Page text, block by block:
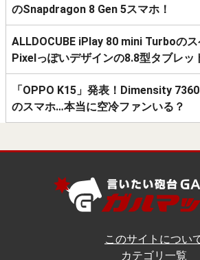
のSnapdragon 8 Gen 5スマホ！
ALLDOCUBE iPlay 80 mini Turboのス
Pixelっぽいデザインの8.8型タブレッ
「OPPO K15」発表！Dimensity
のスマホ…本当に空冷ファンいる？
このサイトについ
カテゴリ一覧